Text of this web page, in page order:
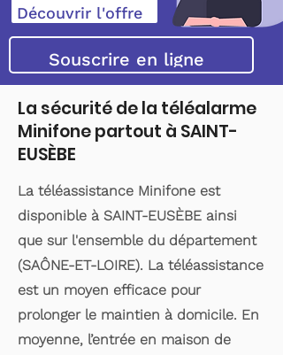
Découvrir l'offre
Souscrire en ligne
La sécurité de la téléalarme
Minifone partout à SAINT-
EUSÈBE
La téléassistance Minifone est
disponible à SAINT-EUSÈBE ainsi
que sur l'ensemble du département
(SAÔNE-ET-LOIRE). La téléassistance
est un moyen efficace pour
prolonger le maintien à domicile. En
moyenne, l’entrée en maison de